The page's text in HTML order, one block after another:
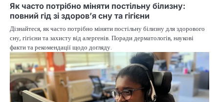
Як часто потрібно міняти постільну білизну:
повний гід зі здоров’я сну та гігієни
Дізнайтеся, як часто потрібно міняти постільну білизну для здорового
сну, гігієни та захисту від алергенів. Поради дерматологів, наукові
факти та рекомендації щодо догляду.